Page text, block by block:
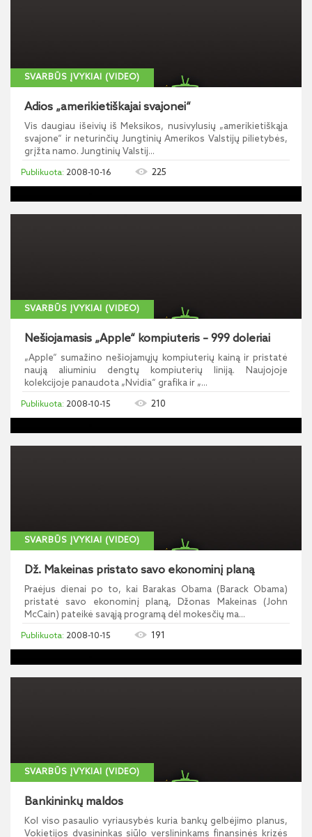
SVARBŪS ĮVYKIAI (VIDEO)
Adios „amerikietiškajai svajonei“
Vis daugiau išeivių iš Meksikos, nusivylusių „amerikietiškąja
svajone“ ir neturinčių Jungtinių Amerikos Valstijų pilietybės,
grįžta namo. Jungtinių Valstij...
2008-10-16 225
SVARBŪS ĮVYKIAI (VIDEO)
Nešiojamasis „Apple“ kompiuteris – 999 doleriai
„Apple“ sumažino nešiojamųjų kompiuterių kainą ir pristatė
naują aliuminiu dengtų kompiuterių liniją. Naujojoje
kolekcijoje panaudota „Nvidia“ grafika ir „...
2008-10-15 210
SVARBŪS ĮVYKIAI (VIDEO)
Dž. Makeinas pristato savo ekonominį planą
Praėjus dienai po to, kai Barakas Obama (Barack Obama)
pristatė savo ekonominį planą, Džonas Makeinas (John
McCain) pateikė savąją programą dėl mokesčių ma...
2008-10-15 191
SVARBŪS ĮVYKIAI (VIDEO)
Bankininkų maldos
Kol viso pasaulio vyriausybės kuria bankų gelbėjimo planus,
Vokietijos dvasininkas siūlo verslininkams finansinės krizės